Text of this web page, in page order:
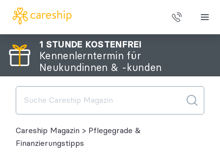
Über uns
Leistungen
Preise
1 STUNDE KOSTENFREI
Kennenlerntermin für
Neukundinnen & -kunden
Careship Magazin > Pflegegrade &
Finanzierungstipps